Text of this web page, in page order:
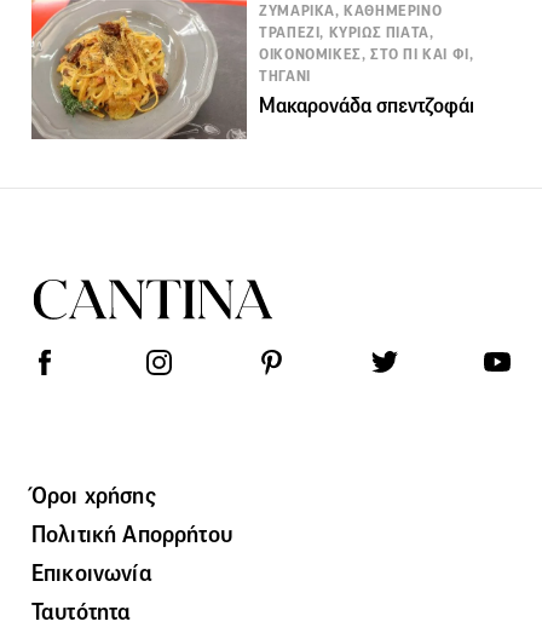
ΖΥΜΑΡΙΚΑ, ΚΑΘΗΜΕΡΙΝΟ
ΤΡΑΠΕΖΙ, ΚΥΡΙΩΣ ΠΙΑΤΑ,
ΟΙΚΟΝΟΜΙΚΕΣ, ΣΤΟ ΠΙ ΚΑΙ ΦΙ,
ΤΗΓΑΝΙ
Μακαρονάδα σπεντζοφάι
Όροι χρήσης
Πολιτική Απορρήτου
Επικοινωνία
Ταυτότητα